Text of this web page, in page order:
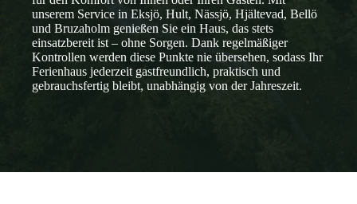
unserem Service in Eksjö, Hult, Nässjö, Hjältevad, Bellö
und Bruzaholm genießen Sie ein Haus, das stets
einsatzbereit ist – ohne Sorgen. Dank regelmäßiger
Kontrollen werden diese Punkte nie übersehen, sodass Ihr
Ferienhaus jederzeit gastfreundlich, praktisch und
gebrauchsfertig bleibt, unabhängig von der Jahreszeit.